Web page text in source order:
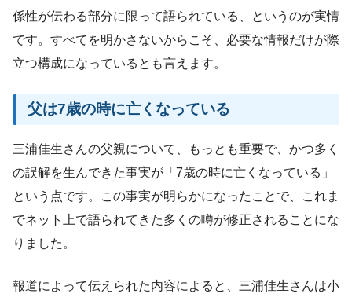
係性が伝わる部分に限って語られている、というのが実情
です。すべてを明かさないからこそ、必要な情報だけが際
立つ構成になっているとも言えます。
父は7歳の時に亡くなっている
三浦佳生さんの父親について、もっとも重要で、かつ多く
の誤解を生んできた事実が「7歳の時に亡くなっている」
という点です。この事実が明らかになったことで、これま
でネット上で語られてきた多くの噂が修正されることにな
りました。
報道によって伝えられた内容によると、三浦佳生さんは小